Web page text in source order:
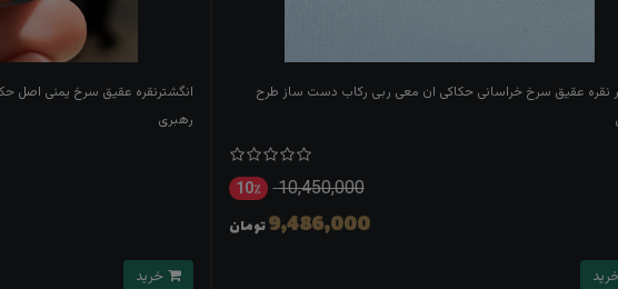
نقره عقیق سرخ خراسانی حکاکی ان معی ربی رکاب دست ساز طرح
10,450,000 10٪
9,486,000تومان
انگشترنقره عقیق سرخ یمنی اصل
رهبری
خرید